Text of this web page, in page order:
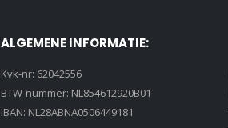
ALGEMENE INFORMATIE:
Kvk-nr: 62042556
BTW-nummer: NL854612920B01
IBAN: NL28ABNA0506449181